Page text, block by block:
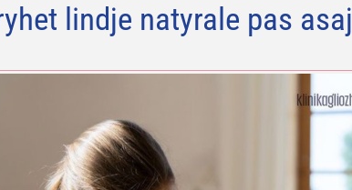
lindje natyrale pas asaj